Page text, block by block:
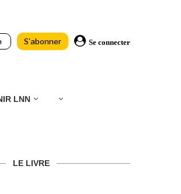
S'abonner Se connecter
LNN
LE LIVRE